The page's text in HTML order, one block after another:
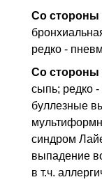
Со стороны
редко -
Со стороны
сыпь; редко -
буллезные
синдром
выпадение
в т.ч.